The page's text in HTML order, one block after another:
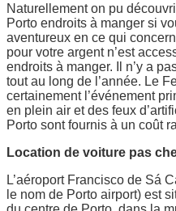
Naturellement on pu
Porto endroits à manger si
aventureux en ce qui
pour votre argent n’est
endroits à manger. Il n’y a
tout au long de l’année. Le
certainement l’événement
en plein air et des feux
Porto sont fournis à un coût
Location de voiture pas
L’aéroport Francisco de Sá
le nom de Porto airport) est